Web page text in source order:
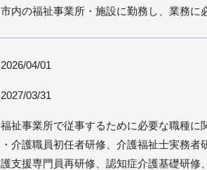
市内の福祉事業所・施設に勤務し、業務に
2026/04/01
2027/03/31
福祉事業所で従事するために必要な職種に
・介護職員初任者研修、介護福祉士実務
護支援専門員再研修、認知症介護基礎研